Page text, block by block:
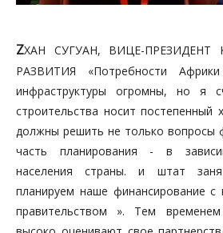
ZХАН СУГУАН, ВИЦЕ-ПРЕЗИДЕНТ
РАЗВИТИЯ «Потребности
инфраструктуры огромны, но я
строительства носит постепенный
должны решить не только вопросы
часть планирования - в
населения страны. и штат
планируем наше финансирование
правительством ». Тем